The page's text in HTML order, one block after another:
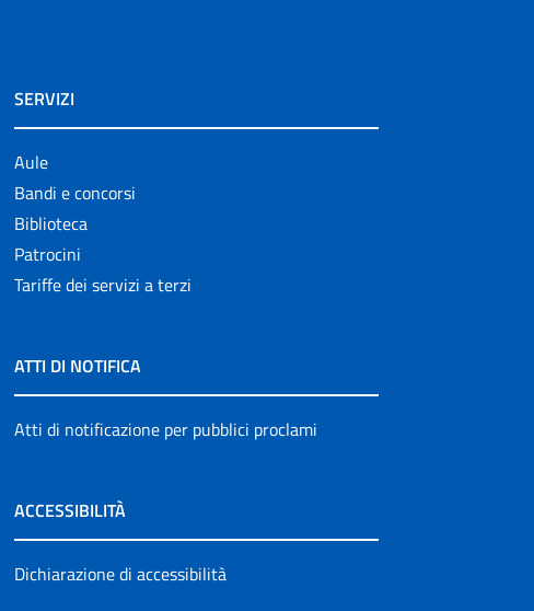
SERVIZI
Aule
Bandi e concorsi
Biblioteca
Patrocini
Tariffe dei servizi a terzi
ATTI DI NOTIFICA
Atti di notificazione per pubblici proclami
ACCESSIBILITÀ
Dichiarazione di accessibilità